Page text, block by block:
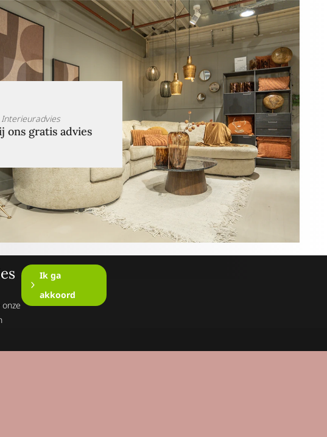
Interieuradvies
ons gratis advies
Ik ga
akkoord